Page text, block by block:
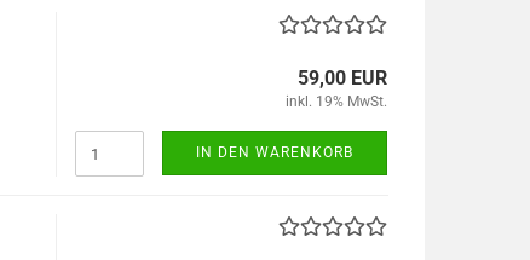
59,00 EUR
inkl. 19% MwSt.
IN DEN WARENKORB